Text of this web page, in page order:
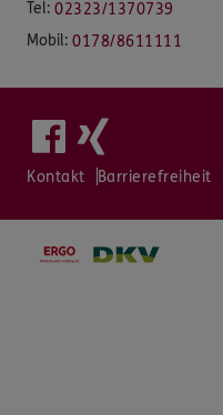
Tel: 02323/1370739
Mobil: 0178/8611111
Kontakt Barrierefreiheit